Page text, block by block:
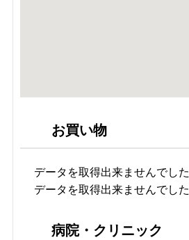
お買い物
データを取得出来ませんでした
データを取得出来ませんでした
病院・クリニック